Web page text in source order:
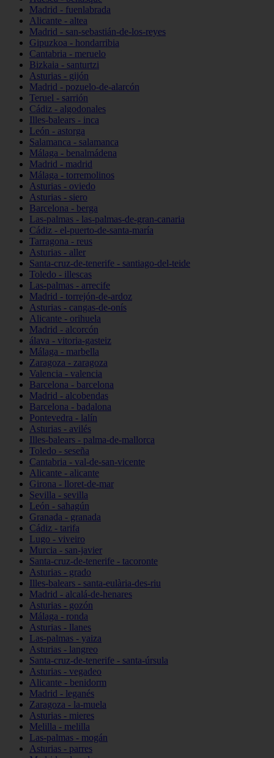
Madrid - fuenlabrada
Alicante - altea
Madrid - san-sebastián-de-los-reyes
Gipuzkoa - hondarribia
Cantabria - meruelo
Bizkaia - santurtzi
Asturias - gijón
Madrid - pozuelo-de-alarcón
Teruel - sarrión
Cádiz - algodonales
Illes-balears - inca
León - astorga
Salamanca - salamanca
Málaga - benalmádena
Madrid - madrid
Málaga - torremolinos
Asturias - oviedo
Asturias - siero
Barcelona - berga
Las-palmas - las-palmas-de-gran-canaria
Cádiz - el-puerto-de-santa-maría
Tarragona - reus
Asturias - aller
Santa-cruz-de-tenerife - santiago-del-teide
Toledo - illescas
Las-palmas - arrecife
Madrid - torrejón-de-ardoz
Asturias - cangas-de-onís
Alicante - orihuela
Madrid - alcorcón
álava - vitoria-gasteiz
Málaga - marbella
Zaragoza - zaragoza
Valencia - valencia
Barcelona - barcelona
Madrid - alcobendas
Barcelona - badalona
Pontevedra - lalín
Asturias - avilés
Illes-balears - palma-de-mallorca
Toledo - seseña
Cantabria - val-de-san-vicente
Alicante - alicante
Girona - lloret-de-mar
Sevilla - sevilla
León - sahagún
Granada - granada
Cádiz - tarifa
Lugo - viveiro
Murcia - san-javier
Santa-cruz-de-tenerife - tacoronte
Asturias - grado
Illes-balears - santa-eulària-des-riu
Madrid - alcalá-de-henares
Asturias - gozón
Málaga - ronda
Asturias - llanes
Las-palmas - yaiza
Asturias - langreo
Santa-cruz-de-tenerife - santa-úrsula
Asturias - vegadeo
Alicante - benidorm
Madrid - leganés
Zaragoza - la-muela
Asturias - mieres
Melilla - melilla
Las-palmas - mogán
Asturias - parres